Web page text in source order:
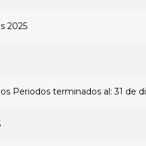
2025
Periodos terminados al: 31 de